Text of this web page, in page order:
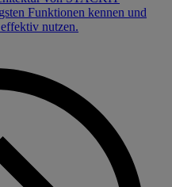
Funktionen kennen und
nutzen.